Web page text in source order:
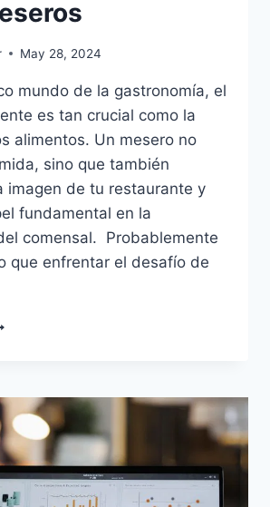
May 28, 2024
mundo de la gastronomía, el
es tan crucial como la
alimentos. Un mesero no
sino que también
imagen de tu restaurante y
fundamental en la
comensal. Probablemente
que enfrentar el desafío de